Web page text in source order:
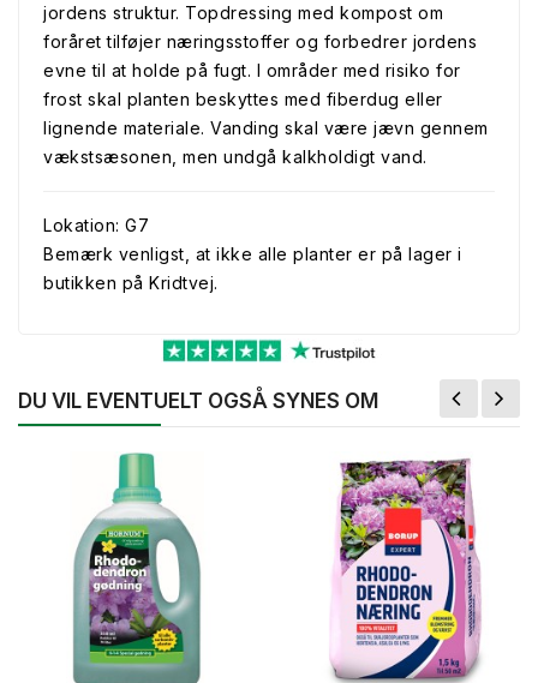
jordens struktur. Topdressing med kompost om
foråret tilføjer næringsstoffer og forbedrer jordens
evne til at holde på fugt. I områder med risiko for
frost skal planten beskyttes med fiberdug eller
lignende materiale. Vanding skal være jævn gennem
vækstsæsonen, men undgå kalkholdigt vand.
Lokation: G7
Bemærk venligst, at ikke alle planter er på lager i
butikken på Kridtvej.
DU VIL EVENTUELT OGSÅ SYNES OM